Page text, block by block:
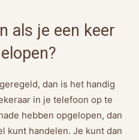
als je een keer
dan is het handig
in je telefoon op te
hebben opgelopen, dan
kunt handelen. Je kunt dan